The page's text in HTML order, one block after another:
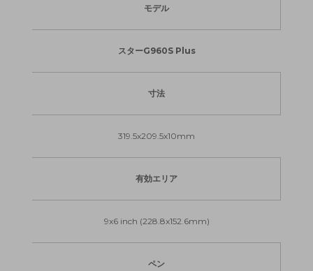
モデル
スターG960S Plus
寸法
319.5x209.5x10mm
有効エリア
9x6 inch (228.8x152.6mm)
ペン